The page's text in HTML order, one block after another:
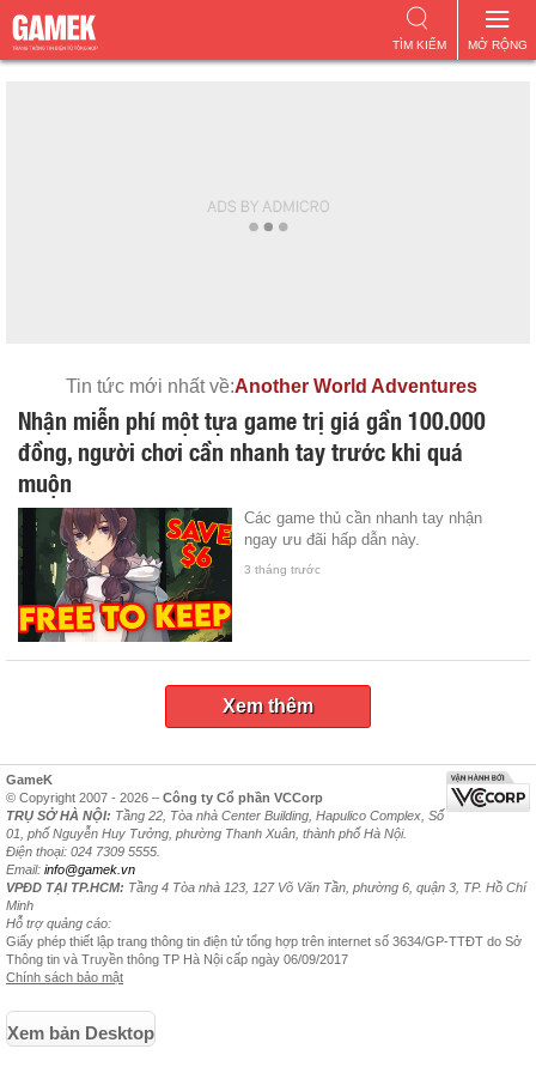
MỞ RỘNG
TÌM KIẾM
Tin tức mới nhất về:Another World Adventures
Nhận miễn phí một tựa game trị giá gần 100.000
đồng, người chơi cần nhanh tay trước khi quá
muộn
Các game thủ cần nhanh tay nhận
ngay ưu đãi hấp dẫn này.
3 tháng trước
Xem thêm
GameK
© Copyright 2007 - 2026 – Công ty Cổ phần VCCorp
TRỤ SỞ HÀ NỘI: Tầng 22, Tòa nhà Center Building, Hapulico Complex, Số
01, phố Nguyễn Huy Tưởng, phường Thanh Xuân, thành phố Hà Nội.
Điện thoại: 024 7309 5555.
Email: info@gamek.vn
VPĐD TẠI TP.HCM: Tầng 4 Tòa nhà 123, 127 Võ Văn Tần, phường 6, quận 3, TP. Hồ Chí
Minh
Hỗ trợ quảng cáo:
Giấy phép thiết lập trang thông tin điện tử tổng hợp trên internet số 3634/GP-TTĐT do Sở
Thông tin và Truyền thông TP Hà Nội cấp ngày 06/09/2017
Chính sách bảo mật
Xem bản Desktop